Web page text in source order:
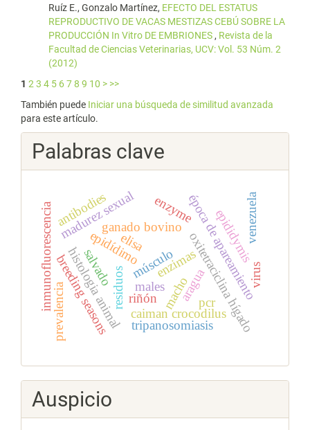
Ruíz E., Gonzalo Martínez, EFECTO DEL ESTATUS
REPRODUCTIVO DE VACAS MESTIZAS CEBÚ SOBRE LA
PRODUCCIÓN In Vitro DE EMBRIONES , Revista de la
Facultad de Ciencias Veterinarias, UCV: Vol. 53 Núm. 2
(2012)
1 2 3 4 5 678 9 10 > >>
También puede Iniciar una búsqueda de similitud avanzada
para este artículo.
Palabras clave
ganado bovino
oxitetraciclina hígado
músculo
riñón
residuos
histologia animal caiman crocodilus
epidídimo época de apareamiento
macho
madurez sexual epididymis
breeding seasons males
enzimas
salvado aragua
enzyme
tripanosomiasis
elisa
inmunofluorescenciaprevalencia
venezuela
antibodies
virus
pcr
Auspicio